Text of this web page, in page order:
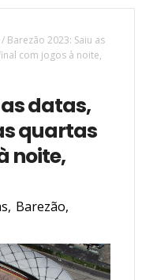
/ Barezão 2023: Saiu as
com jogos à noite,
as datas,
quartas
noite,
, Barezão,